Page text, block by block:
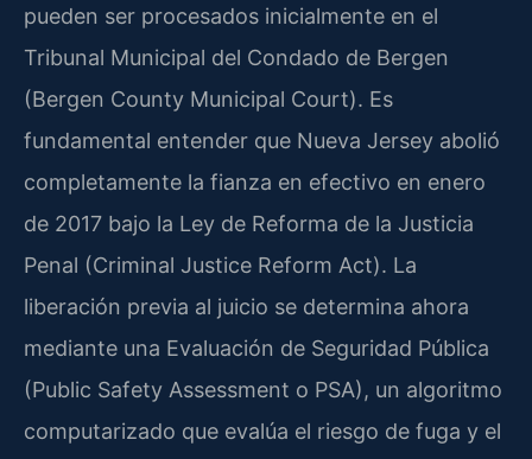
pueden ser procesados inicialmente en el
Tribunal Municipal del Condado de Bergen
(Bergen County Municipal Court). Es
fundamental entender que Nueva Jersey abolió
completamente la fianza en efectivo en enero
de 2017 bajo la Ley de Reforma de la Justicia
Penal (Criminal Justice Reform Act). La
liberación previa al juicio se determina ahora
mediante una Evaluación de Seguridad Pública
(Public Safety Assessment o PSA), un algoritmo
computarizado que evalúa el riesgo de fuga y el